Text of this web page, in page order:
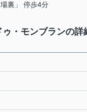
裏」 停歩4分
・モンブランの詳